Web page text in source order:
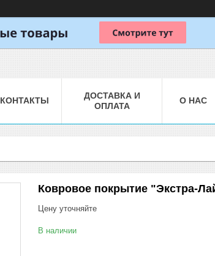
КОНТАКТЫ
ДОСТАВКА И
ОПЛАТА
О НАС
Ковровое покрытие "Экстра-
Цену уточняйте
В наличии